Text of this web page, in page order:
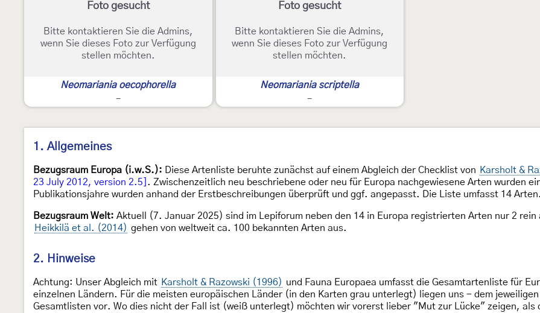
Foto gesucht
Bitte kontaktieren Sie die Admins,
wenn Sie dieses Foto zur Verfügung
stellen möchten.
Neomariania oecophorella
-
Foto gesucht
Bitte kontaktieren Sie die Admins,
wenn Sie dieses Foto zur Verfügung
stellen möchten.
Neomariania scriptella
-
1. Allgemeines
Bezugsraum Europa (i.w.S.): Diese Artenliste beruhte zunächst auf einem Abgleich der Checklist von Karsholt &
23 July 2012, version 2.5] . Zwischenzeitlich neu beschriebene oder neu für Europa nachgewiesene Arten wurden
Publikationsjahre wurden anhand der Erstbeschreibungen überprüft und ggf. angepasst. Die Liste umfasst 14 Arten.
Bezugsraum Welt: Aktuell (7. Januar 2025) sind im Lepiforum neben den 14 in Europa registrierten Arten nur 2
Heikkilä et al. (2014) gehen von weltweit ca. 100 bekannten Arten aus.
2. Hinweise
Achtung: Unser Abgleich mit Karsholt & Razowski (1996) und Fauna Europaea umfasst die Gesamtartenliste für
einzelnen Ländern. Für die meisten europäischen Länder (in den Karten grau unterlegt) liegen uns - dem
Gesamtlisten vor. Wo dies nicht der Fall ist (weiß unterlegt) möchten wir vorerst lieber "Mut zur Lücke" zeigen,